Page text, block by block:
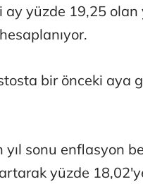
yüzde 19,25 olan
bir önceki aya
sonu enflasyon
yüzde